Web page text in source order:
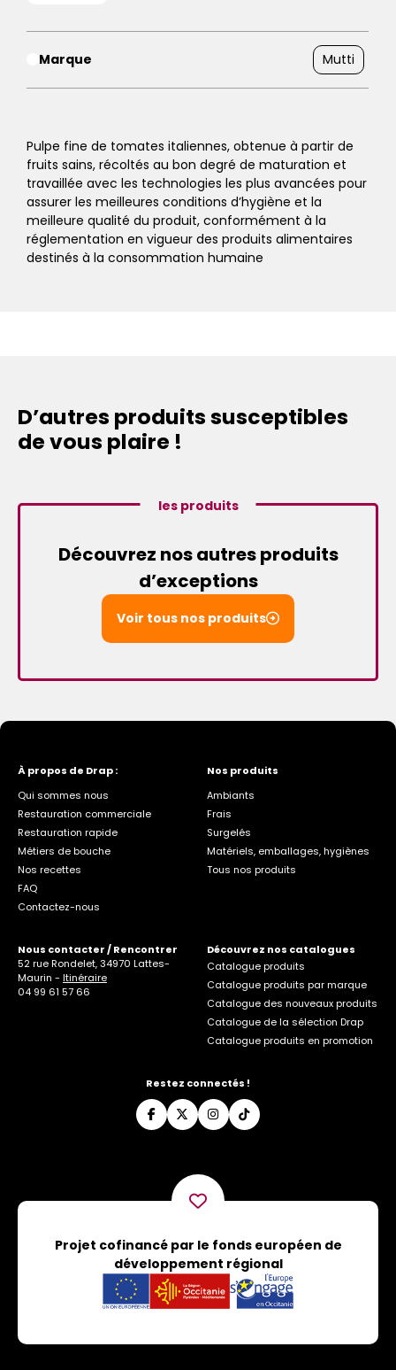
Marque Mutti
Pulpe fine de tomates italiennes, obtenue à partir de
fruits sains, récoltés au bon degré de maturation et
travaillée avec les technologies les plus avancées pour
assurer les meilleures conditions d’hygiène et la
meilleure qualité du produit, conformément à la
réglementation en vigueur des produits alimentaires
destinés à la consommation humaine
D’autres produits susceptibles
de vous plaire !
les produits
Découvrez nos autres produits
d’exceptions
Voir tous nos produits
À propos de Drap :
Qui sommes nous
Restauration commerciale
Restauration rapide
Métiers de bouche
Nos recettes
FAQ
Contactez-nous
Nos produits
Ambiants
Frais
Surgelés
Matériels, emballages, hygiènes
Tous nos produits
Nous contacter / Rencontrer
52 rue Rondelet, 34970 Lattes-
Maurin - Itinéraire
04 99 61 57 66
Découvrez nos catalogues
Catalogue produits
Catalogue produits par marque
Catalogue des nouveaux produits
Catalogue de la sélection Drap
Catalogue produits en promotion
Restez connectés !
Projet cofinancé par le fonds européen de
développement régional